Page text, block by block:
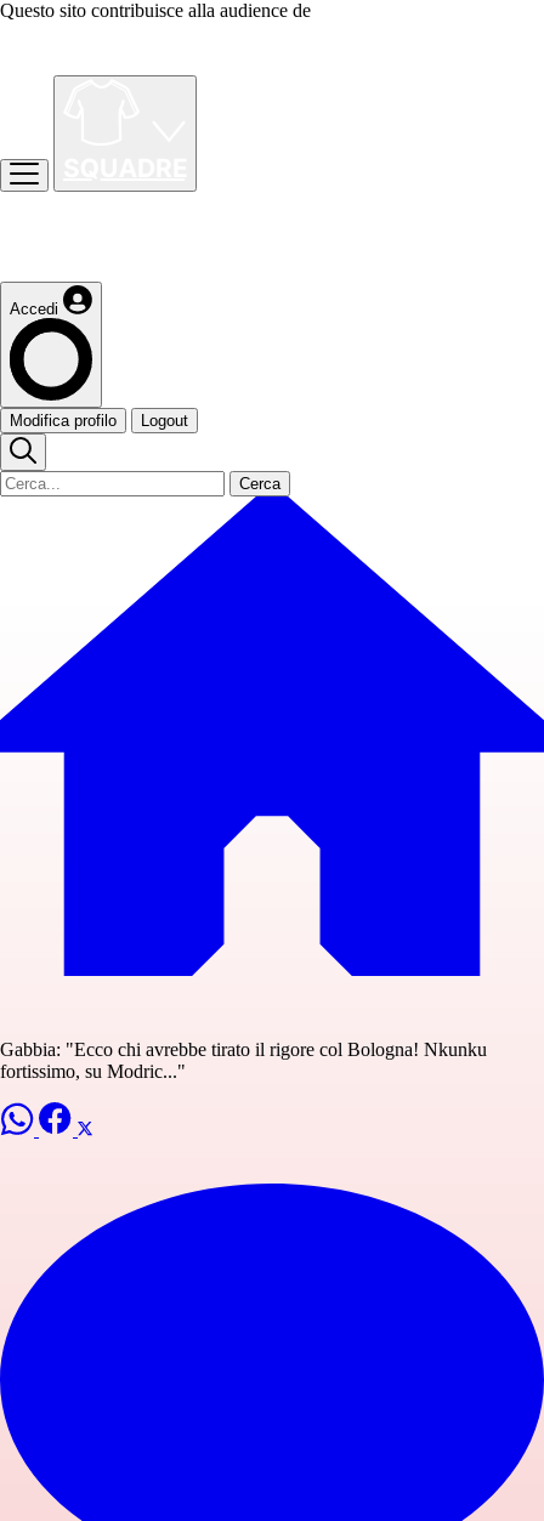
Questo sito contribuisce alla audience de
Accedi
Modifica profilo Logout
Cerca
Gabbia: "Ecco chi avrebbe tirato il rigore col Bologna! Nkunku
fortissimo, su Modric..."